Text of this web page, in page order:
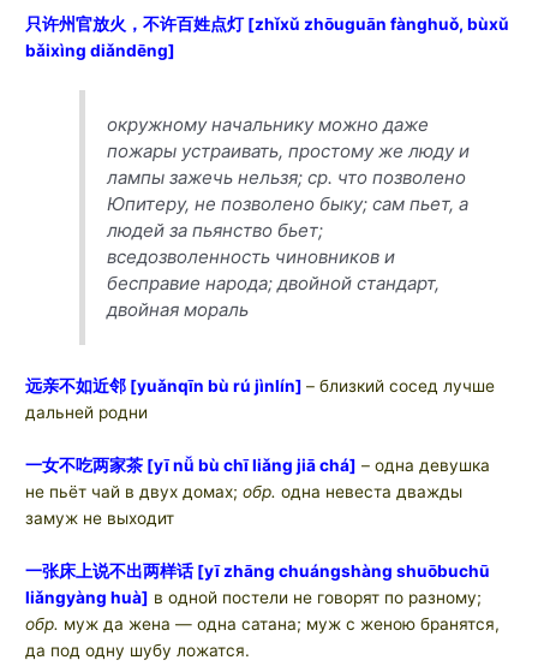
只许州官放火，不许百姓点灯[zhǐxǔ zhōuguān fànghuǒ, bùxǔ
bǎixìng diǎndēng]
окружному начальнику можно даже
пожары устраивать, простому же люду и
лампы зажечь нельзя;ср. что позволено
Юпитеру, не позволено быку; сам пьет, а
людей за пьянство бьет;
вседозволенность чиновников и
бесправие народа; двойной стандарт,
двойная мораль
远亲不如近邻 [yuǎnqīn bù rú jìnlín] – близкий сосед лучше
дальней родни
一女不吃两家茶 [yī nǚ bù chī liǎng jiā chá] – одна девушка
не пьёт чай в двух домах;обр. одна невеста дважды
замуж не выходит
一张床上说不出两样话[yī zhāng chuángshàng shuōbuchū
liǎngyàng huà] в одной постели не говорят по разному;
обр. муж да жена — одна сатана; муж с женою бранятся,
да под одну шубу ложатся.